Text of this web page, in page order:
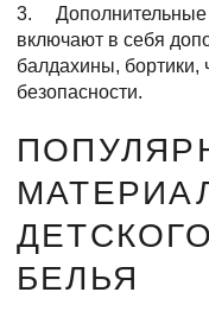
3. Дополнительные
включают в себя
балдахины, бортики,
безопасности.
БЕЛЬЯ